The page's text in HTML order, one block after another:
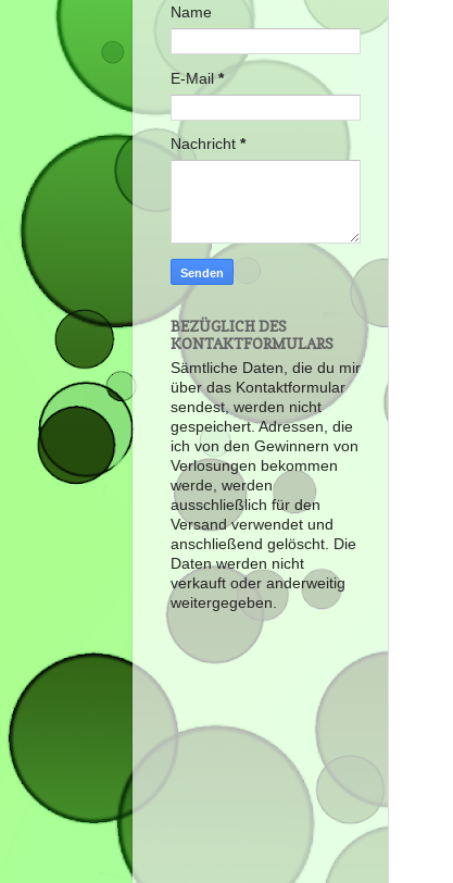
Name
E-Mail *
Nachricht *
BEZÜGLICH DES
KONTAKTFORMULARS
Sämtliche Daten, die du mir
über das Kontaktformular
sendest, werden nicht
gespeichert. Adressen, die
ich von den Gewinnern von
Verlosungen bekommen
werde, werden
ausschließlich für den
Versand verwendet und
anschließend gelöscht. Die
Daten werden nicht
verkauft oder anderweitig
weitergegeben.